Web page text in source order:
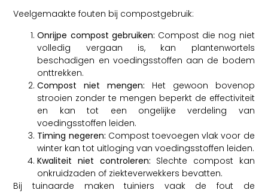
Veelgemaakte fouten bij compostgebruik:
Onrijpe compost gebruiken: Compost die nog niet
volledig vergaan is, kan plantenwortels
beschadigen en voedingsstoffen aan de bodem
onttrekken.
Compost niet mengen: Het gewoon bovenop
strooien zonder te mengen beperkt de effectiviteit
en kan tot een ongelijke verdeling van
voedingsstoffen leiden.
Timing negeren: Compost toevoegen vlak voor de
winter kan tot uitloging van voedingsstoffen leiden.
Kwaliteit niet controleren: Slechte compost kan
onkruidzaden of ziekteverwekkers bevatten.
Bij tuinaarde maken tuiniers vaak de fout de